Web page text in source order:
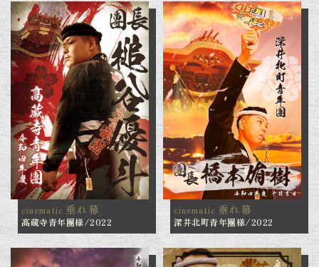
cinematic 垂れ幕
髙蔵寺青年團様/2022
cinematic 垂れ幕
深井北町青年團様/2022